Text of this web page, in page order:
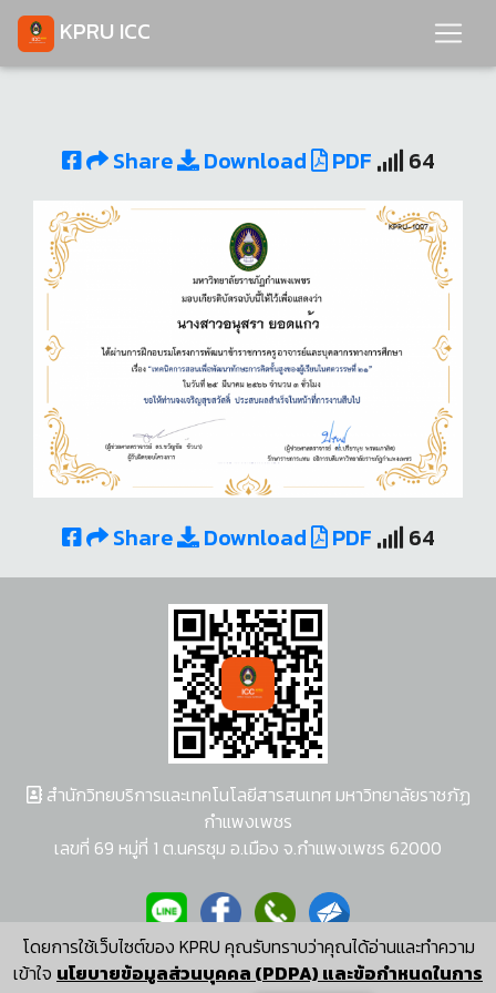
KPRU ICC
Share Download PDF 64
Share Download PDF 64
โดยการใช้เว็บไซต์ของ KPRU คุณรับทราบว่าคุณได้อ่านและทำความ
เข้าใจ นโยบายข้อมูลส่วนบุคคล (PDPA) และข้อกำหนดในการ
สำนักวิทยบริการและเทคโนโลยีสารสนเทศ มหาวิทยาลัยราชภัฏ
กำแพงเพชร
เลขที่ 69 หมู่ที่ 1 ต.นครชุม อ.เมือง จ.กำแพงเพชร 62000
ผู้พัฒนาระบบ อนุชา พวงผกา